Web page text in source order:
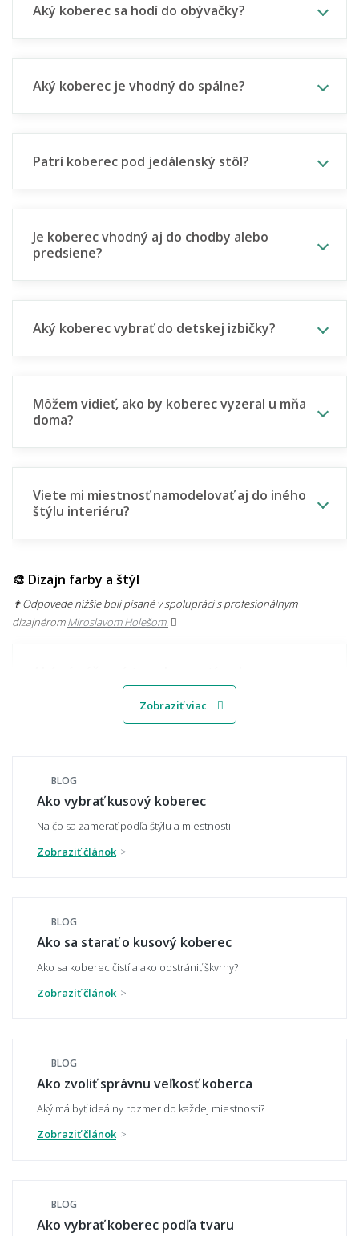
Aký koberec sa hodí do obývačky?
Aký koberec je vhodný do spálne?
Patrí koberec pod jedálenský stôl?
Je koberec vhodný aj do chodby alebo
predsiene?
Aký koberec vybrať do detskej izbičky?
Môžem vidieť, ako by koberec vyzeral u mňa
doma?
Viete mi miestnosť namodelovať aj do iného
štýlu interiéru?
🎨 Dizajn farby a štýl
👨‍Odpovede nižšie boli písané v spolupráci s profesionálnym
dizajnéromMiroslavom Holešom.
praktickejšie?
Ako zladiť koberec s nábytkom a podlahou?
Hodí sa vzorovaný koberec do malého
priestoru?
Má koberec ladiť alebo kontrastovať?
Ako vybrať správnu veľkosť koberca?
Zobraziť viac
BLOG
Ako vybrať kusový koberec
Na čo sa zamerať podľa štýlu a miestnosti
Zobraziť článok
BLOG
Ako sa starať o kusový koberec
Ako sa koberec čistí a ako odstrániť škvrny?
Zobraziť článok
BLOG
Ako zvoliť správnu veľkosť koberca
Aký má byť ideálny rozmer do každej miestnosti?
Zobraziť článok
BLOG
Ako vybrať koberec podľa tvaru